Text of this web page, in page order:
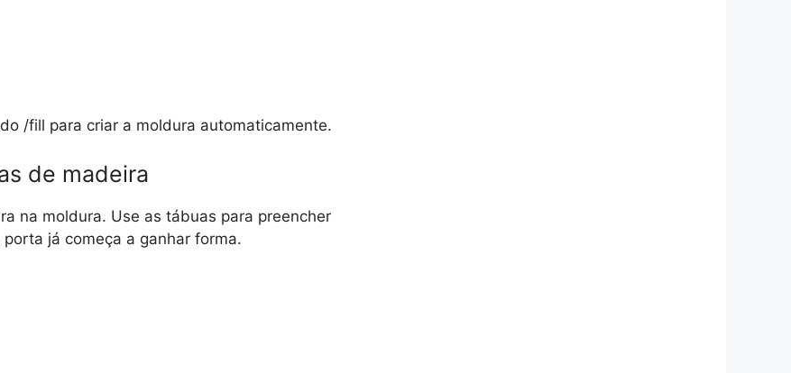
/fill para criar a moldura automaticamente.
de madeira
na moldura. Use as tábuas para preencher
já começa a ganhar forma.